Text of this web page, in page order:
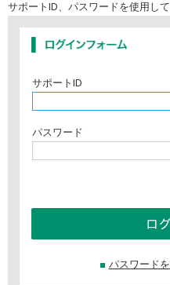
サポートID、パスワードを使用し
サポートID
パスワード
パスワード